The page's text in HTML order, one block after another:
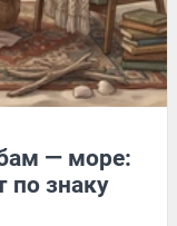
— море:
по знаку